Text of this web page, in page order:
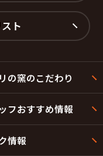
ト
の窯のこだわり
フおすすめ情報
情報